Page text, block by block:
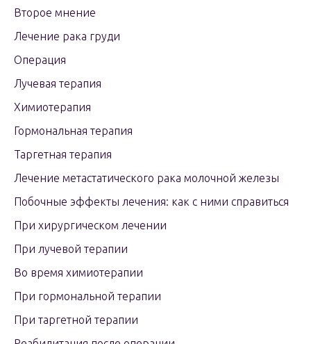
Второе мнение
Лечение рака груди
Операция
Лучевая терапия
Химиотерапия
Гормональная терапия
Таргетная терапия
Лечение метастатического рака молочной железы
Побочные эффекты лечения: как с ними справиться
При хирургическом лечении
При лучевой терапии
Во время химиотерапии
При гормональной терапии
При таргетной терапии